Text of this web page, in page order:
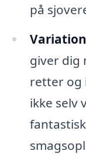
på
giver dig
retter og
ikke selv